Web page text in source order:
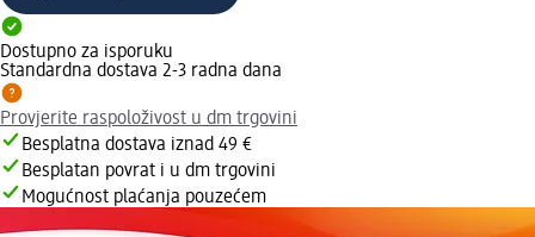
Dostupno za isporuku
Standardna dostava 2-3 radna dana
Provjerite raspoloživost u dm trgovini
Besplatna dostava iznad 49 €
Besplatan povrat i u dm trgovini
Mogućnost plaćanja pouzećem